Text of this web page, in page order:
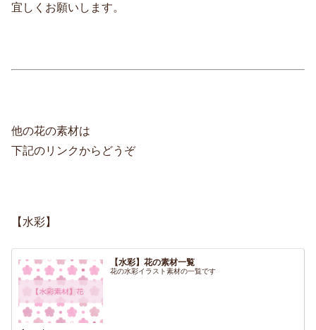
宜しくお願いします。
他の花の素材は
下記のリンクからどうぞ
【水彩】
【水彩】花の素材一覧
花の水彩イラスト素材の一覧です